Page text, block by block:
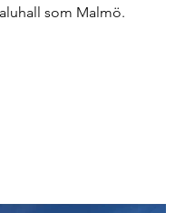
som Malmö.